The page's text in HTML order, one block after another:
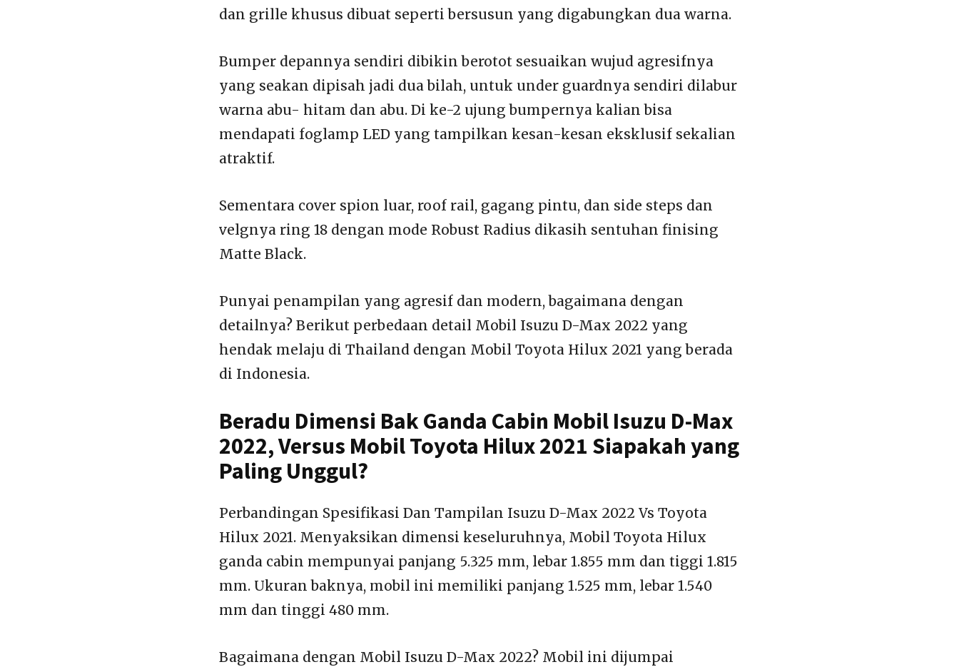
dan grille khusus dibuat seperti bersusun yang digabungkan dua warna.
Bumper depannya sendiri dibikin berotot sesuaikan wujud agresifnya
yang seakan dipisah jadi dua bilah, untuk under guardnya sendiri dilabur
warna abu- hitam dan abu. Di ke-2 ujung bumpernya kalian bisa
mendapati foglamp LED yang tampilkan kesan-kesan eksklusif sekalian
atraktif.
Sementara cover spion luar, roof rail, gagang pintu, dan side steps dan
velgnya ring 18 dengan mode Robust Radius dikasih sentuhan finising
Matte Black.
Punyai penampilan yang agresif dan modern, bagaimana dengan
detailnya? Berikut perbedaan detail Mobil Isuzu D-Max 2022 yang
hendak melaju di Thailand dengan Mobil Toyota Hilux 2021 yang berada
di Indonesia.
Beradu Dimensi Bak Ganda Cabin Mobil Isuzu D-Max
2022, Versus Mobil Toyota Hilux 2021 Siapakah yang
Paling Unggul?
Perbandingan Spesifikasi Dan Tampilan Isuzu D-Max 2022 Vs Toyota
Hilux 2021. Menyaksikan dimensi keseluruhnya, Mobil Toyota Hilux
ganda cabin mempunyai panjang 5.325 mm, lebar 1.855 mm dan tiggi 1.815
mm. Ukuran baknya, mobil ini memiliki panjang 1.525 mm, lebar 1.540
mm dan tinggi 480 mm.
Bagaimana dengan Mobil Isuzu D-Max 2022? Mobil ini dijumpai